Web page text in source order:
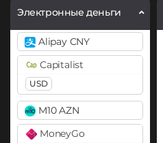
Binance Coin (BNB)
BEP20
Bitcoin (BTC)
BTC BEP20 Lightning
Bitcoin Cash (BCH)
Электронные деньги
Alipay CNY
Capitalist
USD
M10 AZN
MoneyGo